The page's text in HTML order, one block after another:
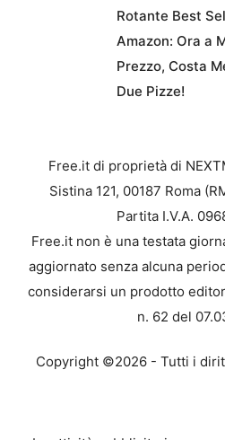
Rotante Best
Amazon: Ora a
Prezzo, Costa
Due Pizze!
Free.it di proprietà di
Sistina 121, 00187 Roma
Partita I.V.A.
Free.it non è una testata
aggiornato senza alcuna
considerarsi un prodotto
n. 62 del
Copyright ©2026 - Tutti i